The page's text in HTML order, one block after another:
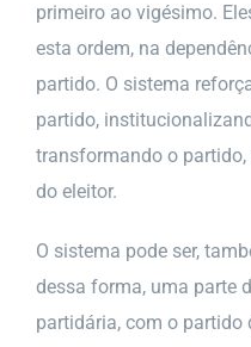
primeiro ao vigésimo.
esta ordem, na
partido. O sistema
partido,
transformando o partido,
do eleitor.
O sistema pode ser,
dessa forma, uma parte
partidária, com o partido